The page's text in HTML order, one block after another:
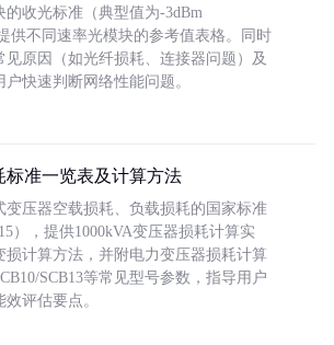
的收光标准（典型值为-3dBm
供不同速率光模块的参考值表格。同时
见原因（如光纤损耗、连接器问题）及
快速判断网络性能问题。
标准一览表及计算方法
变压器空载损耗、负载损耗的国家标准
），提供1000kVA变压器损耗计算实
损计算方法，并附电力变压器损耗计算
SCB13等常见型号参数，指导用户
评估要点。